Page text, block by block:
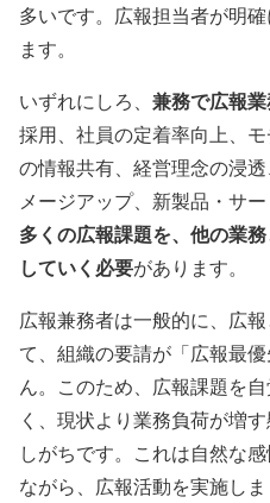
多いです。広報担当者が明
ます。
いずれにしろ、 兼務で広報業
採用、社員の定着率向上、
の情報共有、経営理念の浸
メージアップ、新製品・サ
多くの広報課題を、他の業
していく必要があります。
広報兼務者は一般的に、広
て、組織の要請が「広報最
ん。このため、広報課題を
く、現状より業務負荷が増
しがちです。これは自然な
ながら、広報活動を実施しま